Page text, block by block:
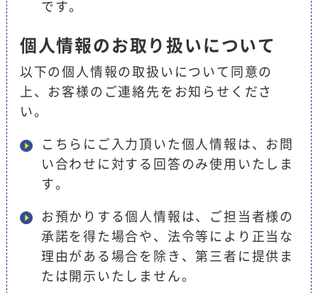
です。
個人情報のお取り扱いについて
以下の個人情報の取扱いについて同意の
上、お客様のご連絡先をお知らせくださ
い。
こちらにご入力頂いた個人情報は、お問
い合わせに対する回答のみ使用いたしま
す。
お預かりする個人情報は、ご担当者様の
承諾を得た場合や、法令等により正当な
理由がある場合を除き、第三者に提供ま
たは開示いたしません。